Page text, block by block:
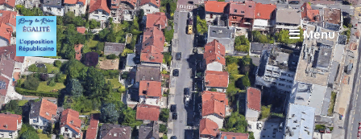
Menu